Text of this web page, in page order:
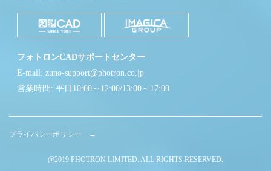
フォトロンCADサポートセンター
E-mail: zuno-support@photron.co.jp
営業時間: 平日10:00～12:00/13:00～17:00
プライバシーポリシー →
@2019 PHOTRON LIMITED. ALL RIGHTS RESERVED.